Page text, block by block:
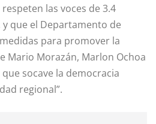
las voces de 3.4
que el Departamento de
para promover la
Mario Morazán, Marlon Ochoa
socave la democracia
regional”.